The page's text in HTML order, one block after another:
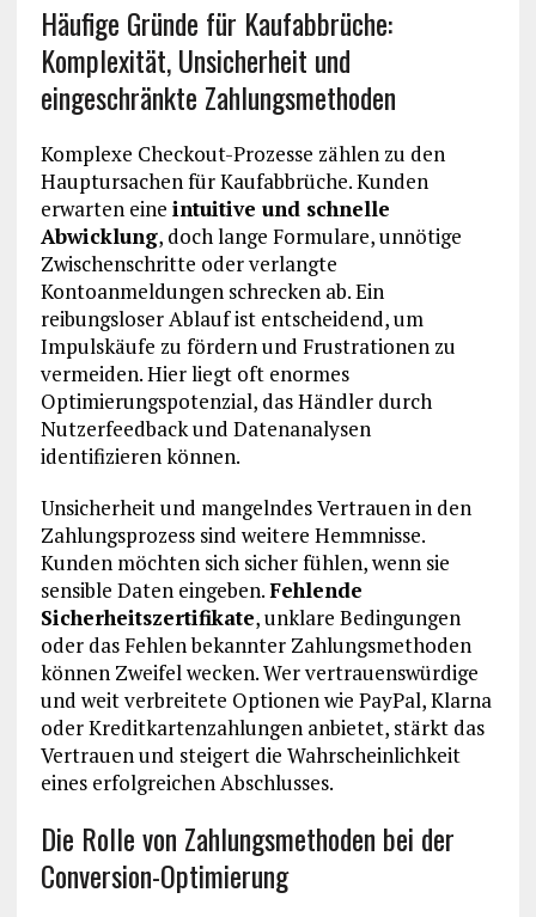
Häufige Gründe für Kaufabbrüche:
Komplexität, Unsicherheit und
eingeschränkte Zahlungsmethoden
Komplexe Checkout-Prozesse zählen zu den
Hauptursachen für Kaufabbrüche. Kunden
erwarten eine intuitive und schnelle
Abwicklung, doch lange Formulare, unnötige
Zwischenschritte oder verlangte
Kontoanmeldungen schrecken ab. Ein
reibungsloser Ablauf ist entscheidend, um
Impulskäufe zu fördern und Frustrationen zu
vermeiden. Hier liegt oft enormes
Optimierungspotenzial, das Händler durch
Nutzerfeedback und Datenanalysen
identifizieren können.
Unsicherheit und mangelndes Vertrauen in den
Zahlungsprozess sind weitere Hemmnisse.
Kunden möchten sich sicher fühlen, wenn sie
sensible Daten eingeben.Fehlende
Sicherheitszertifikate, unklare Bedingungen
oder das Fehlen bekannter Zahlungsmethoden
können Zweifel wecken. Wer vertrauenswürdige
und weit verbreitete Optionen wie PayPal, Klarna
oder Kreditkartenzahlungen anbietet, stärkt das
Vertrauen und steigert die Wahrscheinlichkeit
eines erfolgreichen Abschlusses.
Die Rolle von Zahlungsmethoden bei der
Conversion-Optimierung